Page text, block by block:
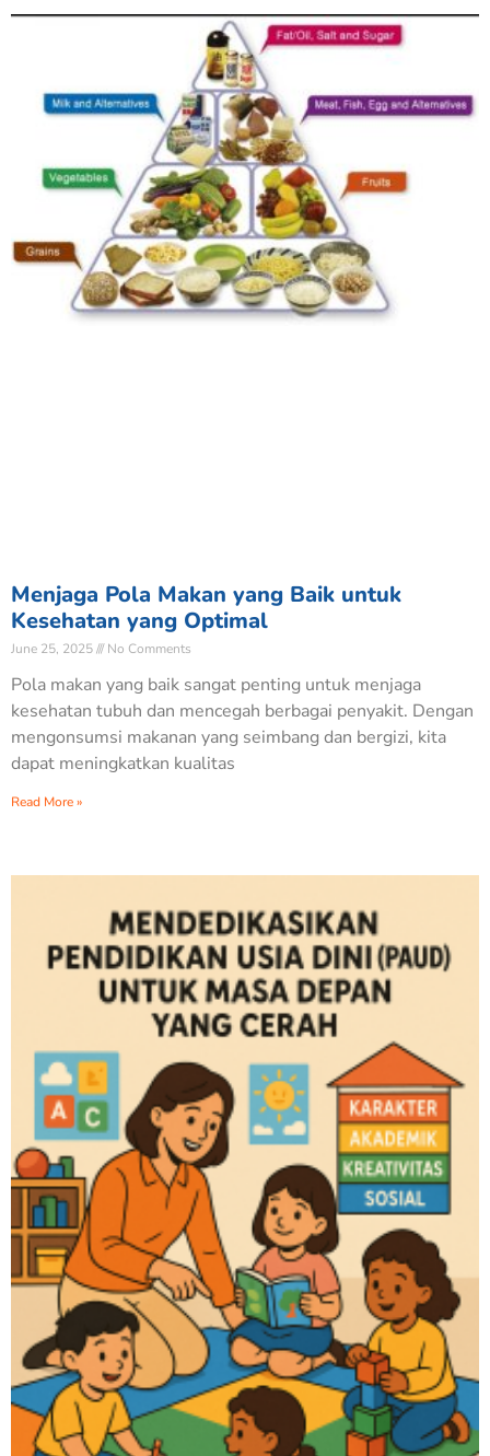
Menjaga Pola Makan yang Baik untuk
Kesehatan yang Optimal
June 25, 2025 No Comments
Pola makan yang baik sangat penting untuk menjaga
kesehatan tubuh dan mencegah berbagai penyakit. Dengan
mengonsumsi makanan yang seimbang dan bergizi, kita
dapat meningkatkan kualitas
Read More »